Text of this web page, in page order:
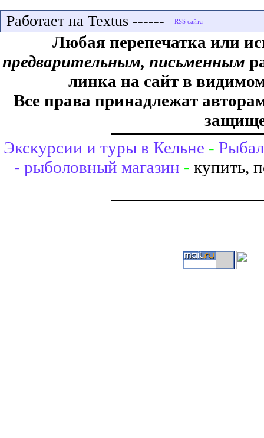
Работает на Textus ------
Любая перепечатка или
предварительным, письменным
линка на сайт в
Все права принадлежат
Экскурсии и туры в Кельне -
- рыболовный магазин - купить,